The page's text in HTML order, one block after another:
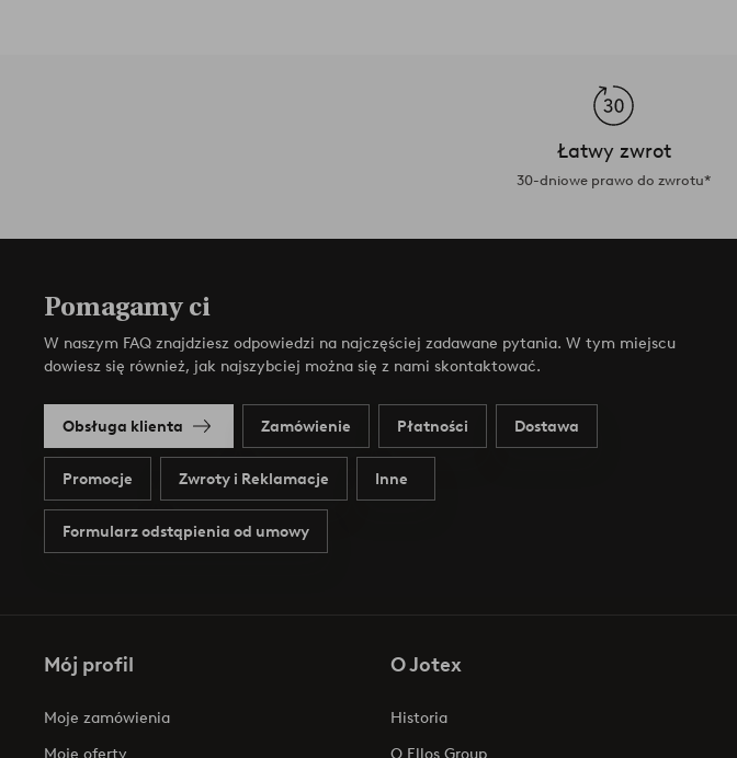
Łatwy zwrot
30-dniowe prawo do zwrotu*
Pomagamy ci
W naszym FAQ znajdziesz odpowiedzi na najczęściej zadawane pytania. W tym miejscu
dowiesz się również, jak najszybciej można się z nami skontaktować.
Obsługa klienta Zamówienie Płatności Dostawa
Promocje Zwroty i Reklamacje Inne
Formularz odstąpienia od umowy
Mój profil
Moje zamówienia
Moje oferty
O Jotex
Historia
O Ellos Group